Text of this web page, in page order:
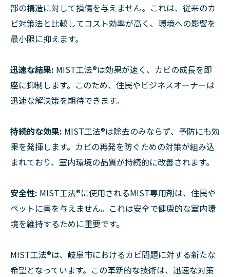
部の構造に対して損傷を与えません。これは、従来のカ
ビ対策法と比較してコスト効率が高く、環境への影響を
最小限に抑えます。
迅速な結果: MIST工法®は効果が速く、カビの成長を即
座に抑制します。このため、住民やビジネスオーナーは
迅速な解決策を期待できます。
持続的な効果: MIST工法®は除去のみならず、予防にも効
果を発揮します。カビの再発を防ぐための対策が組み込
まれており、室内環境の品質が持続的に改善されます。
安全性: MIST工法®に使用されるMIST専用剤は、住民や
ペットに害を与えません。これは安全で健康的な室内環
境を維持するために重要です。
MIST工法®は、岐阜市におけるカビ問題に対する新たな
希望となっています。この革新的な技術は、迅速な対策